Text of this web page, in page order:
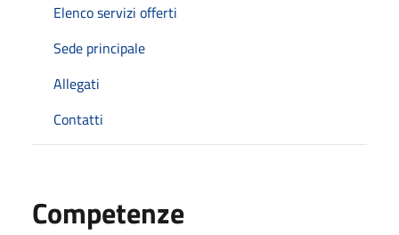
Elenco servizi offerti
Sede principale
Allegati
Contatti
Competenze